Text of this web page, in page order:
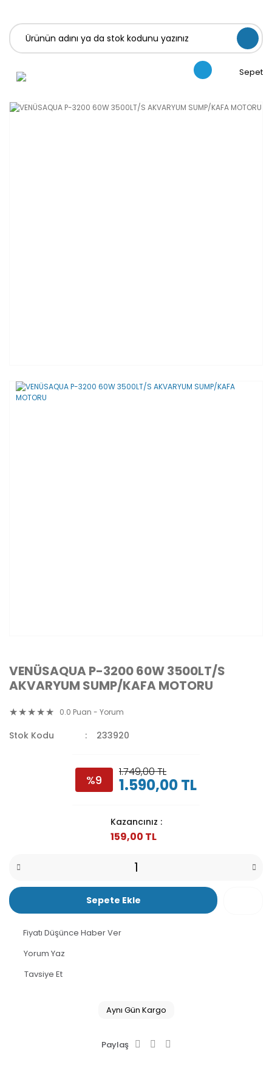
Sepet
VENÜSAQUA P-3200 60W 3500LT/S
AKVARYUM SUMP/KAFA MOTORU
0.0 Puan - Yorum
Stok Kodu 233920
%9
1.749,00 TL
1.590,00 TL
Kazancınız :
159,00 TL
Sepete Ekle
Fiyatı Düşünce Haber Ver
Yorum Yaz
Tavsiye Et
Aynı Gün Kargo
Paylaş